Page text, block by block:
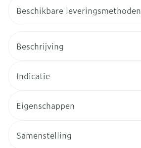
Beschikbare leveringsmethoden
Beschrijving
Indicatie
Eigenschappen
Samenstelling